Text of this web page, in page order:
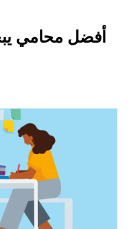
أفضل محامي